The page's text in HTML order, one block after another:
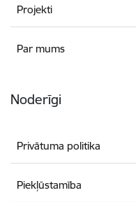
Projekti
Par mums
Noderīgi
Privātuma politika
Piekļūstamība